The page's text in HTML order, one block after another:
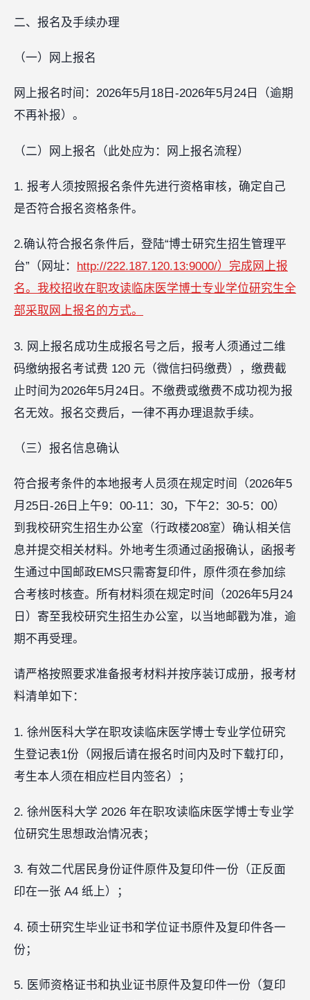
二、报名及手续办理
（一）网上报名
网上报名时间：2026年5月18日-2026年5月24日（逾期
不再补报）。
（二）网上报名（此处应为：网上报名流程）
1. 报考人须按照报名条件先进行资格审核，确定自己
是否符合报名资格条件。
2.确认符合报名条件后，登陆“博士研究生招生管理平
台”（网址：
http://222.187.120.13:9000/）完成网上报
名。我校招收在职攻读临床医学博士专业学位研究生全
部采取网上报名的方式。
3. 网上报名成功生成报名号之后，报考人须通过二维
码缴纳报名考试费 120 元（微信扫码缴费），缴费截
止时间为2026年5月24日。不缴费或缴费不成功视为报
名无效。报名交费后，一律不再办理退款手续。
（三）报名信息确认
符合报考条件的本地报考人员须在规定时间（2026年5
月25日-26日上午9：00-11：30，下午2：30-5：00）
到我校研究生招生办公室（行政楼208室）确认相关信
息并提交相关材料。外地考生须通过函报确认，函报考
生通过中国邮政EMS只需寄复印件，原件须在参加综
合考核时核查。所有材料须在规定时间（2026年5月24
日）寄至我校研究生招生办公室，以当地邮戳为准，逾
期不再受理。
请严格按照要求准备报考材料并按序装订成册，报考材
料清单如下：
1. 徐州医科大学在职攻读临床医学博士专业学位研究
生登记表1份（网报后请在报名时间内及时下载打印，
考生本人须在相应栏目内签名）；
2. 徐州医科大学 2026 年在职攻读临床医学博士专业学
位研究生思想政治情况表；
3. 有效二代居民身份证件原件及复印件一份（正反面
印在一张 A4 纸上）；
4. 硕士研究生毕业证书和学位证书原件及复印件各一
份；
5. 医师资格证书和执业证书原件及复印件一份（复印